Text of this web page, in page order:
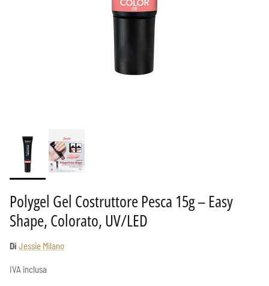
Polygel Gel Costruttore Pesca 15g – Easy
Shape, Colorato, UV/LED
Di Jessie Milano
IVA inclusa